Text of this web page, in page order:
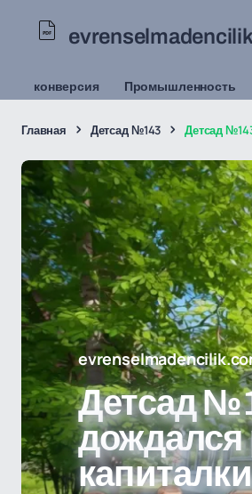
конверсия Промышленность
Главная Детсад №143 Детсад
Детсад
дождался